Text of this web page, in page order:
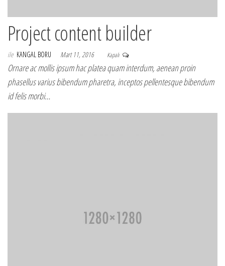
Project content builder
ile KANGAL BORU Mart 11, 2016 Kapalı
Ornare ac mollis ipsum hac platea quam interdum, aenean proin
phasellus varius bibendum pharetra, inceptos pellentesque bibendum
id felis morbi…